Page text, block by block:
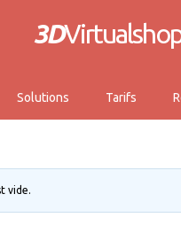
3D
Solutions Tarifs
vide.